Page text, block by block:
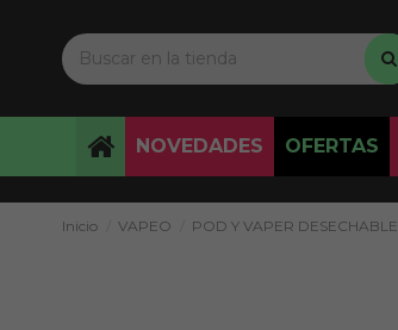
NOVEDADES OFERTAS
Inicio VAPEO POD Y VAPER DESECHABLE